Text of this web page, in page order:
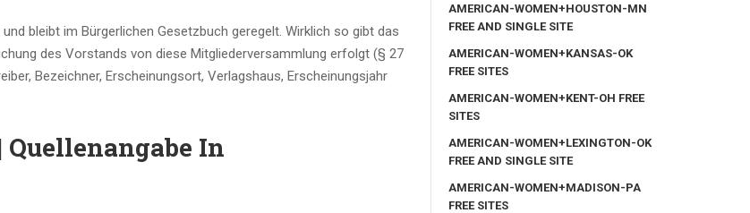
bleibt im Bürgerlichen Gesetzbuch geregelt. Wirklich so gibt das
des Vorstands von diese Mitgliederversammlung erfolgt (§ 27
Bezeichner, Erscheinungsort, Verlagshaus, Erscheinungsjahr
In
AMERICAN-WOMEN+HOUSTON-MN
FREE AND SINGLE SITE
AMERICAN-WOMEN+KANSAS-OK
FREE SITES
AMERICAN-WOMEN+KENT-OH FREE
SITES
AMERICAN-WOMEN+LEXINGTON-OK
FREE AND SINGLE SITE
AMERICAN-WOMEN+MADISON-PA
FREE SITES